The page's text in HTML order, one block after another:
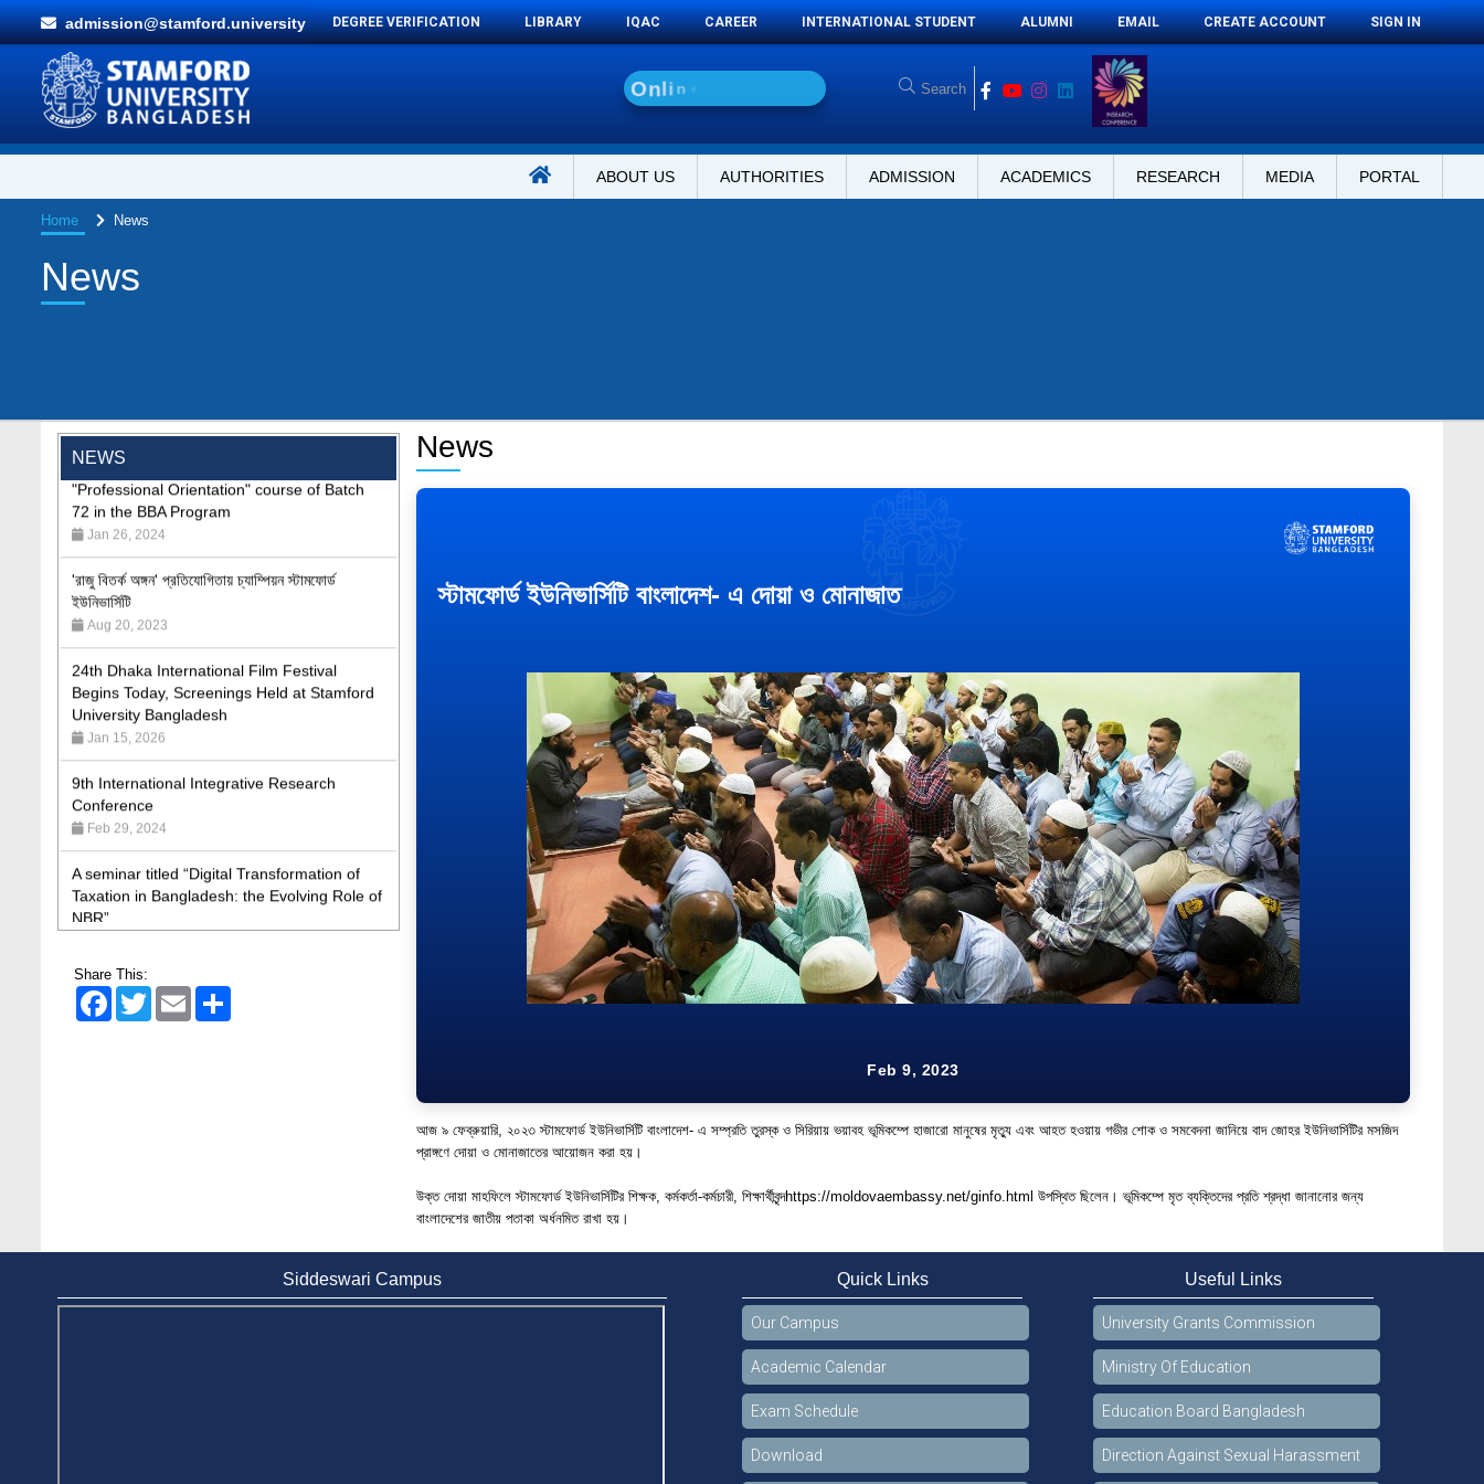
admission@stamford.university DEGREE VERIFICATION LIBRARY IQAC CAREER INTERNATIONAL STUDENT ALUMNI EMAIL CREATE ACCOUNT SIGN IN
Onlin e
ABOUT US AUTHORITIES ADMISSION ACADEMICS RESEARCH MEDIA PORTAL
Home News
News
NEWS
"Professional Orientation" course of Batch
72 in the BBA Program
Jan 26, 2024
'রাজু বিতর্ক অঙ্গন' প্রতিযোগিতায় চ্যাম্পিয়ন স্টামফোর্ড
ইউনিভার্সিটি
Aug 20, 2023
24th Dhaka International Film Festival
University Bangladesh
Jan 15, 2026
9th International Integrative Research
Feb 29, 2024
A seminar titled “Digital Transformation of
NBR”
May 19, 2026
Competition, Spring 2023: Dept. of Law
Jun 4, 2023
Share This:
FacebookTwitter Email
News
স্টামফোর্ড ইউনিভার্সিটি বাংলাদেশ- এ দোয়া ও মোনাজাত
Feb 9, 2023
আজ ৯ ফেব্রুয়ারি, ২০২৩ স্টামফোর্ড ইউনিভার্সিটি বাংলাদেশ- এ সম্প্রতি তুরস্ক ও সিরিয়ায় ভয়াবহ ভূমিকম্পে হাজারো মানুষের মৃত্যু এবং আহত হওয়ায় গভীর শোক ও সমবেদনা জানিয়ে বাদ জোহর ইউনিভার্সিটির মসজিদ
প্রাঙ্গণে দোয়া ও মোনাজাতের আয়োজন করা হয়।
উক্ত দোয়া মাহফিলে স্টামফোর্ড ইউনিভার্সিটির শিক্ষক, কর্মকর্তা-কর্মচারী, শিক্ষার্থীবৃন্দhttps://moldovaembassy.net/ginfo.html উপস্থিত ছিলেন। ভূমিকম্পে মৃত ব্যক্তিদের প্রতি শ্রদ্ধা জানানোর জন্য
বাংলাদেশের জাতীয় পতাকা অর্ধনমিত রাখা হয়।
Siddeswari Campus Quick Links
Our Campus
Academic Calendar
Exam Schedule
Download
Useful Links
University Grants Commission
Ministry Of Education
Education Board Bangladesh
Direction Against Sexual Harassment